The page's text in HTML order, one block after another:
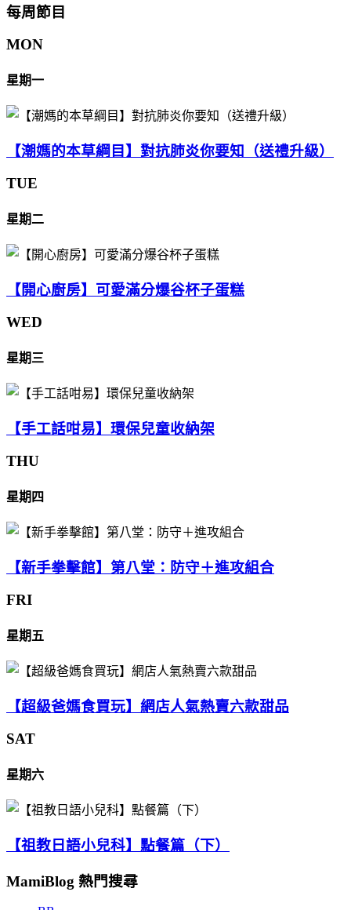
每周節目
MON
星期一
【潮媽的本草綱目】對抗肺炎你要知（送禮升級）
TUE
星期二
【開心廚房】可愛滿分爆谷杯子蛋糕
WED
星期三
【手工話咁易】環保兒童收納架
THU
星期四
【新手拳擊館】第八堂：防守＋進攻組合
FRI
星期五
【超級爸媽食買玩】網店人氣熱賣六款甜品
SAT
星期六
【祖教日語小兒科】點餐篇（下）
MamiBlog 熱門搜尋